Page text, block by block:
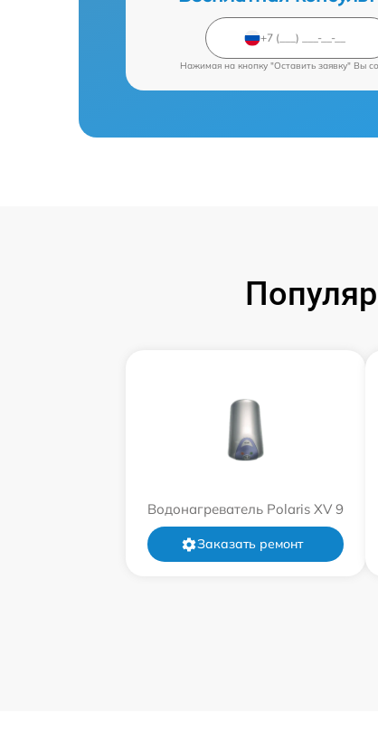
Нажимая на кнопку "Оставить заявку" Вы
Водонагреватель Polaris XV 9
Заказать ремонт